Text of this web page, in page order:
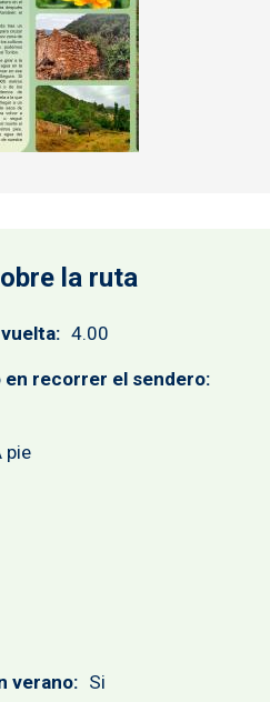
la ruta
4.00
en recorrer el sendero
pie
verano Si